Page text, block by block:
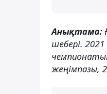
Анықтама:
шебері.
жеңімпазы,